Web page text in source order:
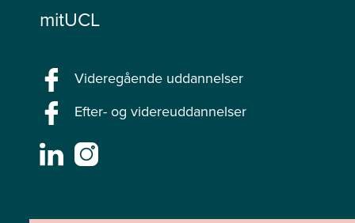
mitUCL
Videregående uddannelser
Efter- og videreuddannelser